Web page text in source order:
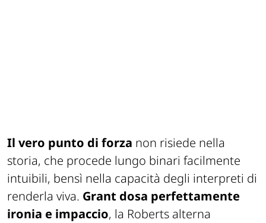
Il vero punto di forza non risiede nella
storia, che procede lungo binari facilmente
intuibili, bensì nella capacità degli interpreti di
renderla viva. Grant dosa perfettamente
ironia e impaccio, la Roberts alterna